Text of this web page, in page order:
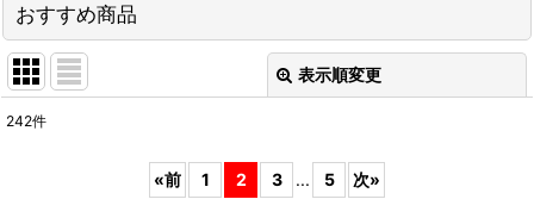
おすすめ商品
表示順変更
242件
«前 1 2 3 ... 5 次»